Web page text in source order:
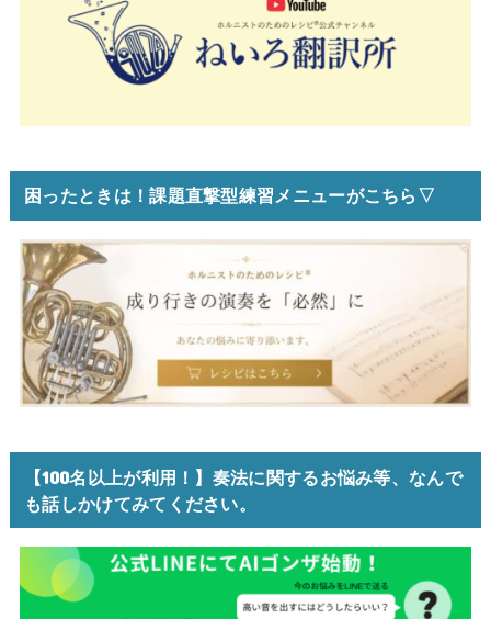
困ったときは！課題直撃型練習メニューがこちら▽
【100名以上が利用！】奏法に関するお悩み等、なんで
も話しかけてみてください。